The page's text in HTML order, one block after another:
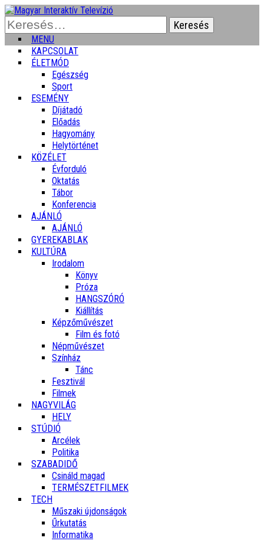
Keresés:
MENU
KAPCSOLAT
ÉLETMÓD
Egészség
Sport
ESEMÉNY
Díjátadó
Előadás
Hagyomány
Helytörténet
KÖZÉLET
Évforduló
Oktatás
Tábor
Konferencia
AJÁNLÓ
AJÁNLÓ
GYEREKABLAK
KULTÚRA
Irodalom
Könyv
Próza
HANGSZÓRÓ
Kiállítás
Képzőművészet
Film és fotó
Népművészet
Színház
Tánc
Fesztivál
Filmek
NAGYVILÁG
HELY
STÚDIÓ
Arcélek
Politika
SZABADIDŐ
Csináld magad
TERMÉSZETFILMEK
TECH
Műszaki újdonságok
Űrkutatás
Informatika